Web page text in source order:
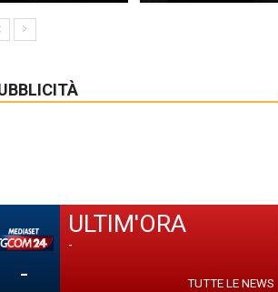
-
ULTIM'ORA
-
TUTTE LE NEWS